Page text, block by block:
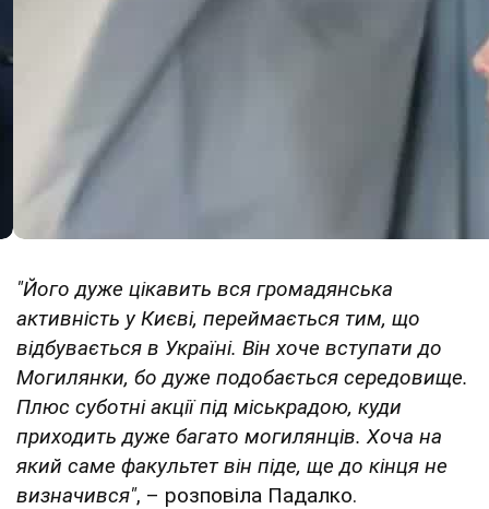
"Його дуже цікавить вся громадянська
активність у Києві, переймається тим, що
відбувається в Україні. Він хоче вступати до
Могилянки, бо дуже подобається середовище.
Плюс суботні акції під міськрадою, куди
приходить дуже багато могилянців. Хоча на
який саме факультет він піде, ще до кінця не
визначився", – розповіла Падалко.